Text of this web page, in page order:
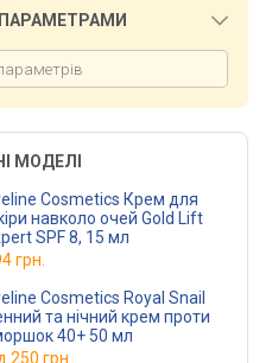
ПАРАМЕТРАМИ
МОДЕЛІ
Cosmetics Крем для
навколо очей Gold Lift
SPF 8, 15 мл
грн.
Cosmetics Royal Snail
та нічний крем проти
40+ 50 мл
250 грн.